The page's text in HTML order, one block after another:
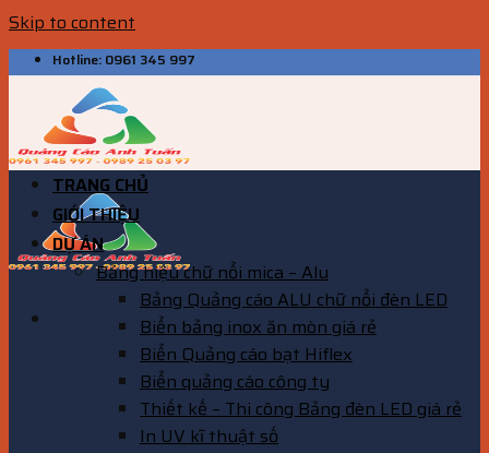
Skip to content
Hotline: 0961 345 997
TRANG CHỦ
GIỚI THIỆU
DỰ ÁN
Bảng hiệu chữ nổi mica – Alu
Bảng Quảng cáo ALU chữ nổi đèn LED
Biển bảng inox ăn mòn giá rẻ
Biển Quảng cáo bạt Hiflex
Biển quảng cáo công ty
Thiết kế – Thi công Bảng đèn LED giá rẻ
In UV kĩ thuật số